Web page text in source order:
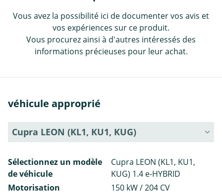
Vous avez la possibilité ici de documenter vos avis et
vos expériences sur ce produit.
Vous procurez ainsi à d'autres intéressés des
informations précieuses pour leur achat.
véhicule approprié
Cupra LEON (KL1, KU1, KUG)
Sélectionnez un modèle
de véhicule
Cupra LEON (KL1, KU1,
KUG) 1.4 e-HYBRID
Motorisation
150 kW / 204 CV